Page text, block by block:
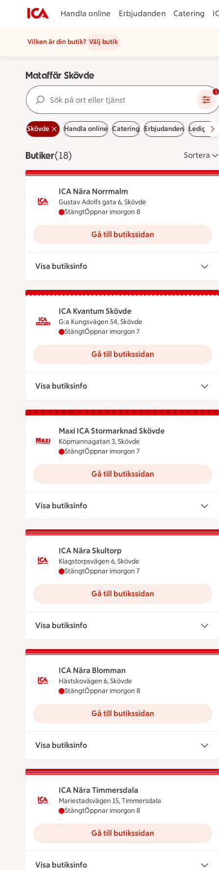
Handla online Erbjudanden Catering
Vilken är din butik? Välj butik
Mataffär Skövde
Sök på ort eller tjänst 1
Skövde Handla online Catering Erbjudanden Lediga
ButikerVisar 18 stycken
(18) Sortera
ICA Nära Norrmalm
Gustav Adolfs gata 6, Skövde
ICA Nära Norrmalm har stängt idag, öppnar
StängtÖppnar imorgon 8
Gå till butikssidan
Visa butiksinfo
ICA Kvantum Skövde
G:a Kungsvägen 54, Skövde
ICA Kvantum Skövde har stängt idag, öppnar
StängtÖppnar imorgon 7
Gå till butikssidan
Visa butiksinfo
Maxi ICA Stormarknad Skövde
Köpmannagatan 3, Skövde
Maxi ICA Stormarknad Skövde har stängt
StängtÖppnar imorgon 7
Gå till butikssidan
Visa butiksinfo
ICA Nära Skultorp
Klagstorpsvägen 6, Skövde
ICA Nära Skultorp har stängt idag, öppnar
StängtÖppnar imorgon 7
Gå till butikssidan
Visa butiksinfo
ICA Nära Blomman
Hästskovägen 6, Skövde
ICA Nära Blomman har stängt idag, öppnar
StängtÖppnar imorgon 8
Gå till butikssidan
Visa butiksinfo
ICA Nära Timmersdala
Mariestadsvägen 15, Timmersdala
ICA Nära Timmersdala har stängt idag,
StängtÖppnar imorgon 8
Gå till butikssidan
Visa butiksinfo